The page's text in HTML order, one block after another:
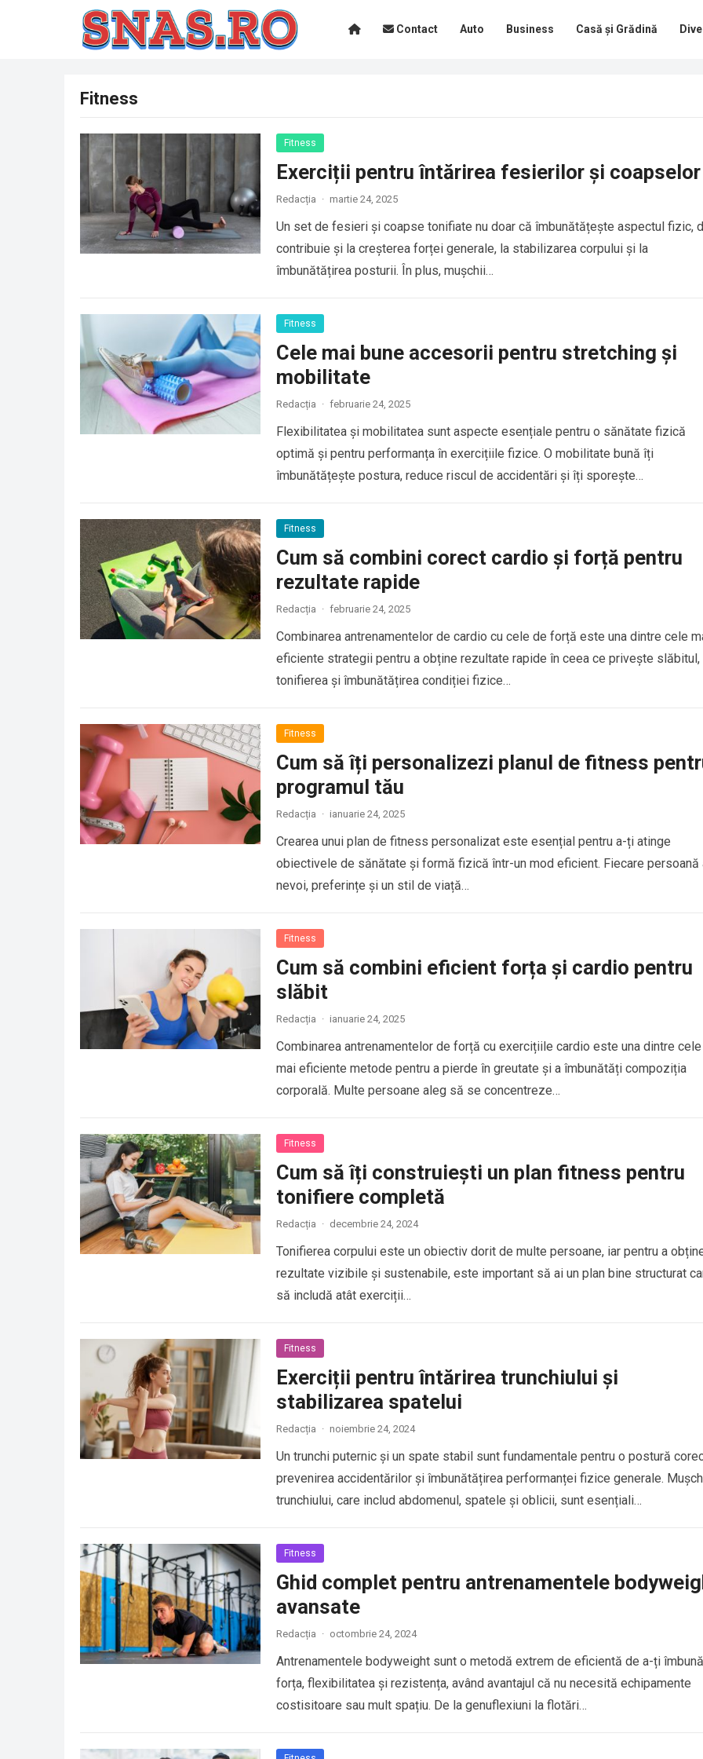
Contact Auto Business Casă și Grădină
Fitness
Fitness
Exerciții pentru întărirea fesierilor și coapselor
Redacția · martie 24, 2025
Un set de fesieri și coapse tonifiate nu doar că îmbunătățește aspectul fizic,
contribuie și la creșterea forței generale, la stabilizarea corpului și la
îmbunătățirea posturii. În plus, mușchii…
Fitness
Cele mai bune accesorii pentru stretching și
mobilitate
Redacția · februarie 24, 2025
Flexibilitatea și mobilitatea sunt aspecte esențiale pentru o sănătate fizică
optimă și pentru performanța în exercițiile fizice. O mobilitate bună îți
îmbunătățește postura, reduce riscul de accidentări și îți sporește…
Fitness
Cum să combini corect cardio și forță pentru
rezultate rapide
Redacția · februarie 24, 2025
Combinarea antrenamentelor de cardio cu cele de forță este una dintre cele
eficiente strategii pentru a obține rezultate rapide în ceea ce privește slăbitul,
tonifierea și îmbunătățirea condiției fizice…
Fitness
Cum să îți personalizezi planul de fitness
programul tău
Redacția · ianuarie 24, 2025
Crearea unui plan de fitness personalizat este esențial pentru a-ți atinge
obiectivele de sănătate și formă fizică într-un mod eficient. Fiecare persoană
nevoi, preferințe și un stil de viață…
Fitness
Cum să combini eficient forța și cardio pentru
slăbit
Redacția · ianuarie 24, 2025
Combinarea antrenamentelor de forță cu exercițiile cardio este una dintre cele
mai eficiente metode pentru a pierde în greutate și a îmbunătăți compoziția
corporală. Multe persoane aleg să se concentreze…
Fitness
Cum să îți construiești un plan fitness pentru
tonifiere completă
Redacția · decembrie 24, 2024
Tonifierea corpului este un obiectiv dorit de multe persoane, iar pentru a
rezultate vizibile și sustenabile, este important să ai un plan bine structurat
să includă atât exerciții…
Fitness
Exerciții pentru întărirea trunchiului și
stabilizarea spatelui
Redacția · noiembrie 24, 2024
Un trunchi puternic și un spate stabil sunt fundamentale pentru o postură
prevenirea accidentărilor și îmbunătățirea performanței fizice generale.
trunchiului, care includ abdomenul, spatele și oblicii, sunt esențiali…
Fitness
Ghid complet pentru antrenamentele
avansate
Redacția · octombrie 24, 2024
Antrenamentele bodyweight sunt o metodă extrem de eficientă de a-ți
forța, flexibilitatea și rezistența, având avantajul că nu necesită echipamente
costisitoare sau mult spațiu. De la genuflexiuni la flotări…